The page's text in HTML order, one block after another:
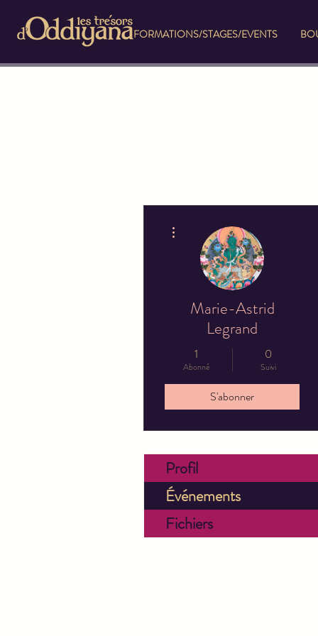
FORMATIONS/STAGES/EVENTS
Marie-Astrid
Legrand
1
Abonné
0
Suivi
S'abonner
Profil
Événements
Fichiers